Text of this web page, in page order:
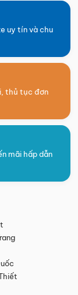
uy tín và chu
thủ tục đơn
mãi hấp dẫn